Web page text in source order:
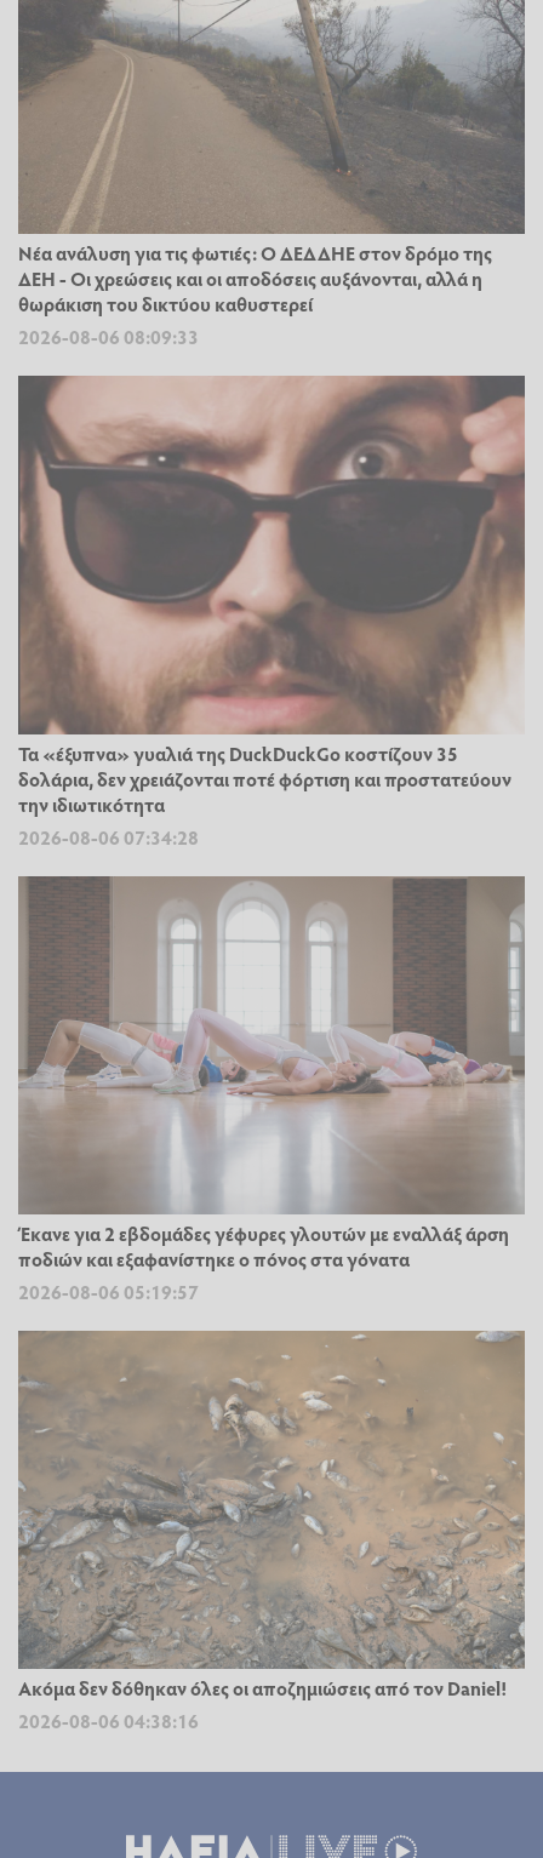
Νέα ανάλυση για τις φωτιές: Ο ΔΕΔΔΗΕ στον δρόμο της
ΔΕΗ - Οι χρεώσεις και οι αποδόσεις αυξάνονται, αλλά η
θωράκιση του δικτύου καθυστερεί
2026-08-06 08:09:33
Τα «έξυπνα» γυαλιά της DuckDuckGo κοστίζουν 35
δολάρια, δεν χρειάζονται ποτέ φόρτιση και προστατεύουν
την ιδιωτικότητα
2026-08-06 07:34:28
Έκανε για 2 εβδομάδες γέφυρες γλουτών με εναλλάξ άρση
ποδιών και εξαφανίστηκε ο πόνος στα γόνατα
2026-08-06 05:19:57
Ακόμα δεν δόθηκαν όλες οι αποζημιώσεις από τον Daniel!
2026-08-06 04:38:16